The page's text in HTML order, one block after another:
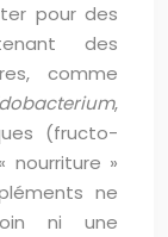
pour des
des
comme
,
(fructo-
nourriture »
ne
ni une